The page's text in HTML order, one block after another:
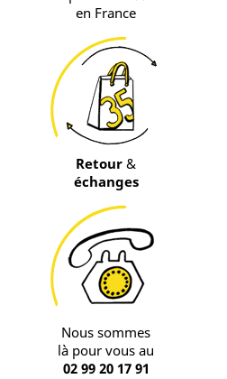
en France
Retour &
échanges
Nous sommes
là pour vous au
02 99 20 17 91